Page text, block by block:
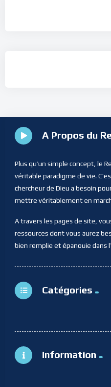
A Propos du
Plus qu’un simple concept, le
véritable paradigme de vie.
chercheur de Dieu a besoin
mettre véritablement en
A travers les pages de site,
ressources dont vous aurez
bien remplie et épanouie dans
Catégories
Information